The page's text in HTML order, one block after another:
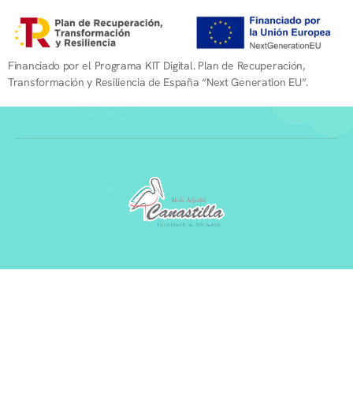
Financiado por el Programa KIT Digital. Plan de Recuperación,
Transformación y Resiliencia de España “Next Generation EU”.